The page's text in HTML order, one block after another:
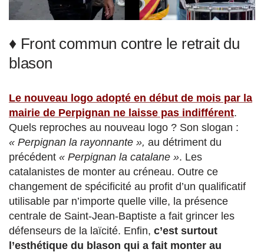
♦ Front commun contre le retrait du
blason
Le nouveau logo adopté en début de mois par la
mairie de Perpignan ne laisse pas indifférent.
Quels reproches au nouveau logo ? Son slogan :
« Perpignan la rayonnante », au détriment du
précédent « Perpignan la catalane ». Les
catalanistes de monter au créneau. Outre ce
changement de spécificité au profit d’un qualificatif
utilisable par n’importe quelle ville, la présence
centrale de Saint-Jean-Baptiste a fait grincer les
défenseurs de la laïcité. Enfin, c’est surtout
l’esthétique du blason qui a fait monter au